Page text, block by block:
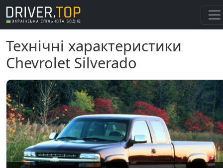
Технічні характеристики
Chevrolet Silverado